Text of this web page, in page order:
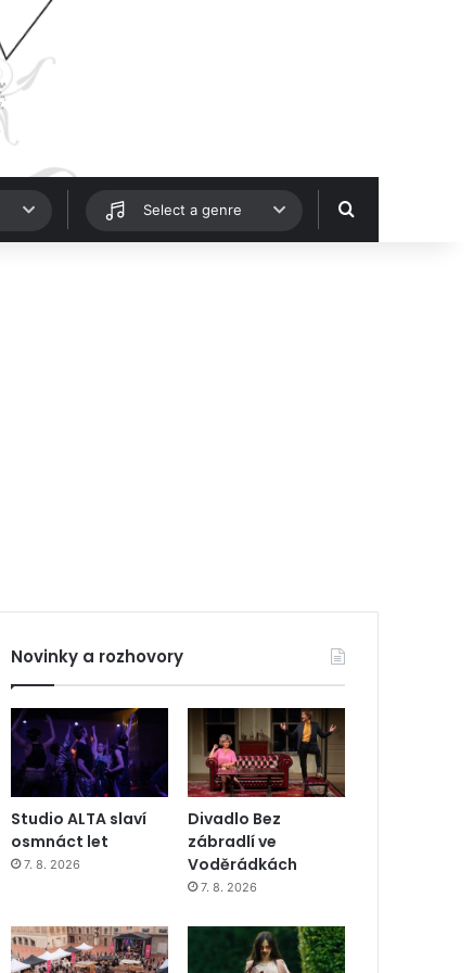
Select a genre Hledat
Novinky a rozhovory
Studio ALTA slaví
osmnáct let
7. 8. 2026
Divadlo Bez
zábradlí ve
Voděrádkách
7. 8. 2026